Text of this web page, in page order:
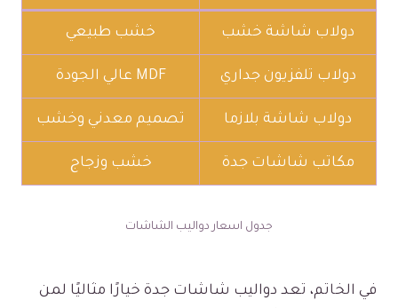
دولاب شاشة خشب خشب طبيعي
دولاب تلفزيون جداري MDF عالي الجودة
دولاب شاشة بلازما تصميم معدني وخشب
مكاتب شاشات جدة خشب وزجاج
جدول اسعار دواليب الشاشات
في الخاتم، تعد دواليب شاشات جدة خيارًا مثاليًا لمن